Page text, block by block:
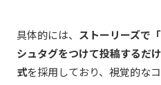
具体的には、 ストーリーズで
シュタグをつけて投稿するだ
式を採用しており、視覚的な